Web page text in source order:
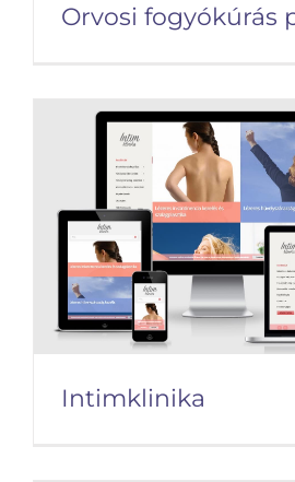
Orvosi
Orvosi fogyókúrás
Intimklinika